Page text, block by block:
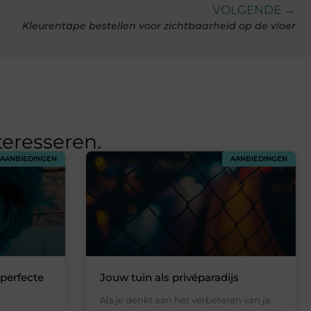
VOLGENDE →
Kleurentape bestellen voor zichtbaarheid op de vloer
AANBIEDINGEN AANBIEDINGEN
Jouw tuin als privéparadijs
Als je denkt aan het verbeteren van je